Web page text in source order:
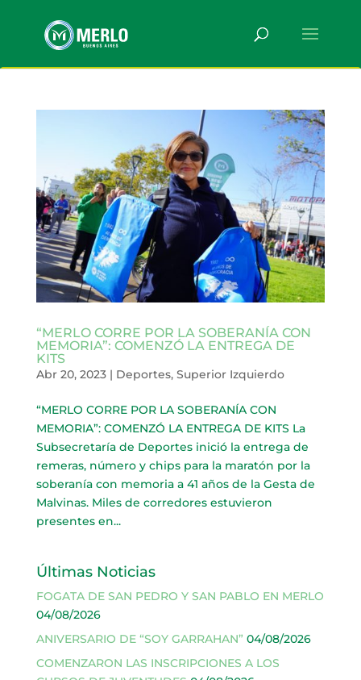
“MERLO CORRE POR LA SOBERANÍA CON
MEMORIA”: COMENZÓ LA ENTREGA DE
KITS
Abr 20, 2023| Deportes, Superior Izquierdo
“MERLO CORRE POR LA SOBERANÍA CON
MEMORIA”: COMENZÓ LA ENTREGA DE KITS La
Subsecretaría de Deportes inició la entrega de
remeras, número y chips para la maratón por la
soberanía con memoria a 41 años de la Gesta de
Malvinas. Miles de corredores estuvieron
presentes en...
Últimas Noticias
FOGATA DE SAN PEDRO Y SAN PABLO EN MERLO
04/08/2026
ANIVERSARIO DE “SOY GARRAHAN” 04/08/2026
COMENZARON LAS INSCRIPCIONES A LOS